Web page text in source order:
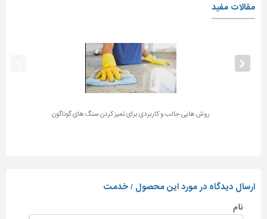
مقالات مفید
روش هایی جالب و کاربردی برای تمیز کردن سنگ های گوناگون
ارسال دیدگاه در مورد این محصول / خدمت
نام